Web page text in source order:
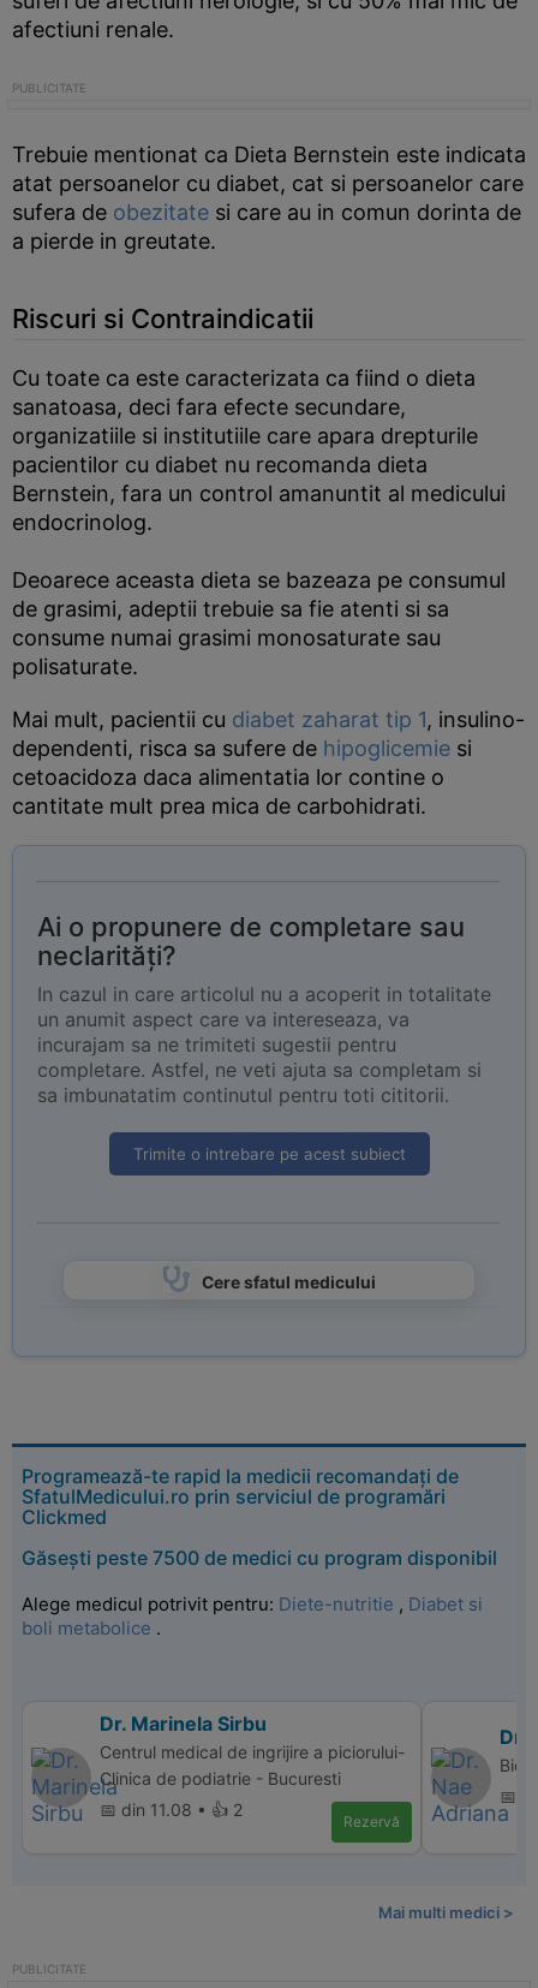
afectiuni renale.
Trebuie mentionat ca Dieta Bernstein este indicata
atat persoanelor cu diabet, cat si persoanelor care
sufera de obezitate si care au in comun dorinta de
a pierde in greutate.
Riscuri si Contraindicatii
Cu toate ca este caracterizata ca fiind o dieta
sanatoasa, deci fara efecte secundare,
organizatiile si institutiile care apara drepturile
pacientilor cu diabet nu recomanda dieta
Bernstein, fara un control amanuntit al medicului
endocrinolog.
Deoarece aceasta dieta se bazeaza pe consumul
de grasimi, adeptii trebuie sa fie atenti si sa
consume numai grasimi monosaturate sau
polisaturate.
Mai mult, pacientii cu diabet zaharat tip 1, insulino-
dependenti, risca sa sufere de hipoglicemie si
cetoacidoza daca alimentatia lor contine o
cantitate mult prea mica de carbohidrati.
Ai o propunere de completare sau
neclarități?
In cazul in care articolul nu a acoperit in totalitate
un anumit aspect care va intereseaza, va
incurajam sa ne trimiteti sugestii pentru
completare. Astfel, ne veti ajuta sa completam si
sa imbunatatim continutul pentru toti cititorii.
Trimite o intrebare pe acest subiect
Cere sfatul medicului
Programează-te rapid la medicii recomandați de
SfatulMedicului.ro prin serviciul de programări
Clickmed
Găsești peste 7500 de medici cu program disponibil
Alege medicul potrivit pentru: Diete-nutritie , Diabet si
boli metabolice .
Dr. Marinela Sirbu
Centrul medical de ingrijire a piciorului-
Clinica de podiatrie - Bucuresti
📅 din 11.08 • 👍 2
Rezervă
Dr.
Bio
📅
Mai multi medici >